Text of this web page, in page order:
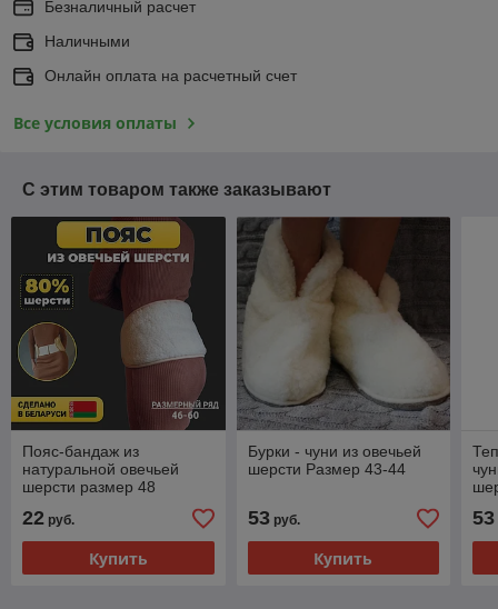
Безналичный расчет
Наличными
Онлайн оплата на расчетный счет
Все условия оплаты
С этим товаром также заказывают
Пояс-бандаж из
натуральной овечьей
шерсти размер 48
22 руб.
Купить
Бурки - чуни из овечьей
шерсти Размер 43-44
53руб.
Купить
53